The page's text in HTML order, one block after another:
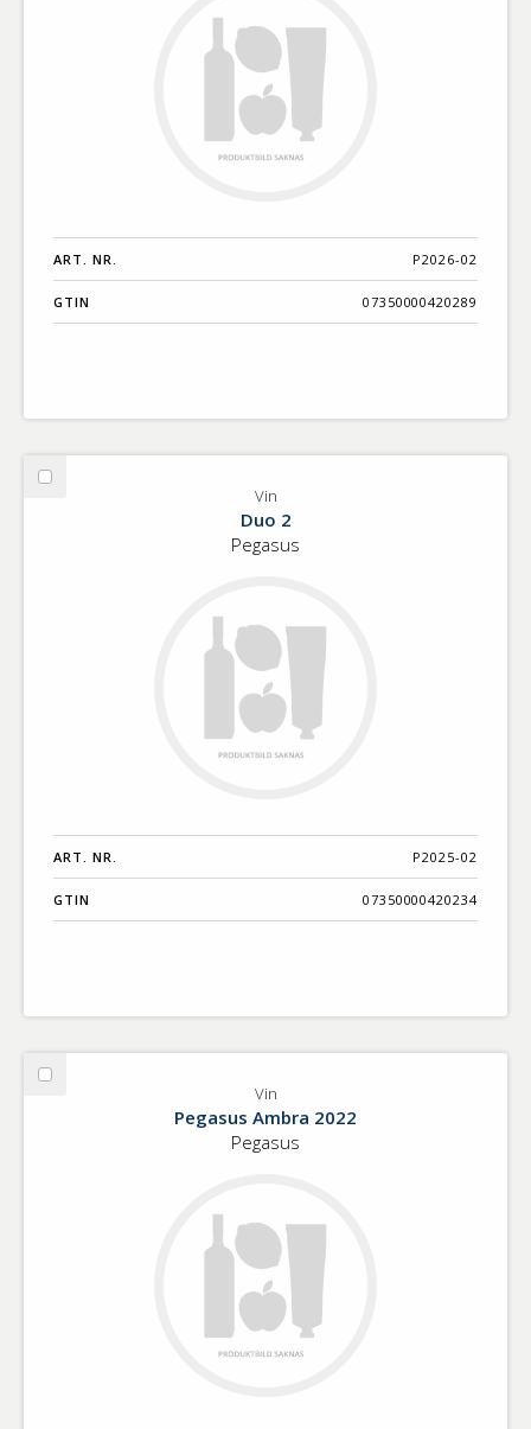
ART. NR. P2026-02
GTIN 07350000420289
Välj
Vin
Duo 2
Pegasus
ART. NR. P2025-02
GTIN 07350000420234
Välj
Vin
Pegasus Ambra 2022
Pegasus